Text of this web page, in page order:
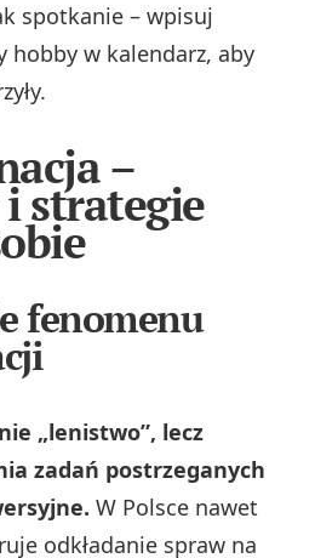
spotkanie – wpisuj
hobby w kalendarz, aby
–
strategie
fenomenu
„lenistwo”, lecz
zadań postrzeganych
W Polsce nawet
odkładanie spraw na